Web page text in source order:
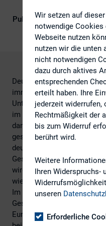
Publikationsform
Deutsche Unternehmen
immer attraktiver: Der
Unternehmen, die ihr Geld
im Jahr 2014 bei 82
damit im Vergleich zum
gestiegen. Das Interesse
deutschen Unternehmen
Gesamtzahl der Deals
wird die Zahl der Käufe mit
wieder leicht wachsen, auf
Im Jahr 2013 wurden 557
Gesamtvolumen wird sich
Euro belaufen,
Wir setzen auf
notwendige Cookies
Webseite nutzen
nutzen wir die unten
nicht notwendigen
dazu durch aktives
entsprechenden
erteilt haben. Ihre
jederzeit widerrufen,
Rechtmäßigkeit der
bis zum Widerruf
berührt wird.
Weitere
Ihren Widerspruchs-
unseren
Erforderliche